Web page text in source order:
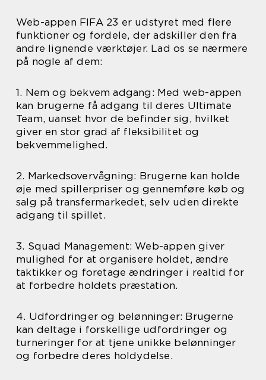
Web-appen FIFA 23 er udstyret med flere
funktioner og fordele, der adskiller den fra
andre lignende værktøjer. Lad os se nærmere
på nogle af dem:
1. Nem og bekvem adgang: Med web-appen
kan brugerne få adgang til deres Ultimate
Team, uanset hvor de befinder sig, hvilket
giver en stor grad af fleksibilitet og
bekvemmelighed.
2. Markedsovervågning: Brugerne kan holde
øje med spillerpriser og gennemføre køb og
salg på transfermarkedet, selv uden direkte
adgang til spillet.
3. Squad Management: Web-appen giver
mulighed for at organisere holdet, ændre
taktikker og foretage ændringer i realtid for
at forbedre holdets præstation.
4. Udfordringer og belønninger: Brugerne
kan deltage i forskellige udfordringer og
turneringer for at tjene unikke belønninger
og forbedre deres holdydelse.